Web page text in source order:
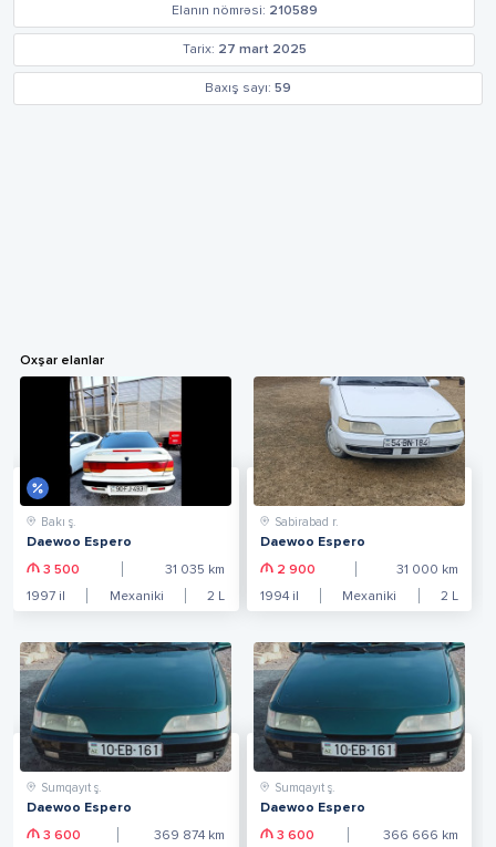
Elanın nömrəsi: 210589
Tarix: 27 mart 2025
Baxış sayı: 59
Oxşar elanlar
Bakı ş.
Daewoo Espero
3 500 31 035 km
1997 il Mexaniki 2 L
Sabirabad r.
Daewoo Espero
2 900 31 000 km
1994il Mexaniki 2 L
Sumqayıt ş.
Daewoo Espero
3 600 369 874 km
Sumqayıt ş.
Daewoo Espero
3 600 366 666 km